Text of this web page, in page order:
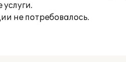
не потребовалось.